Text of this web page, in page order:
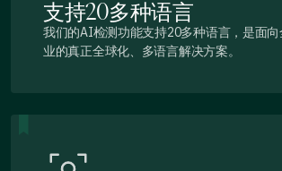
支持20多种语言
我们的AI检测功能支持20多种语言，是面
业的真正全球化、多语言解决方案。